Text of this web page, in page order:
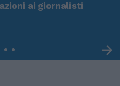
ai giornalisti